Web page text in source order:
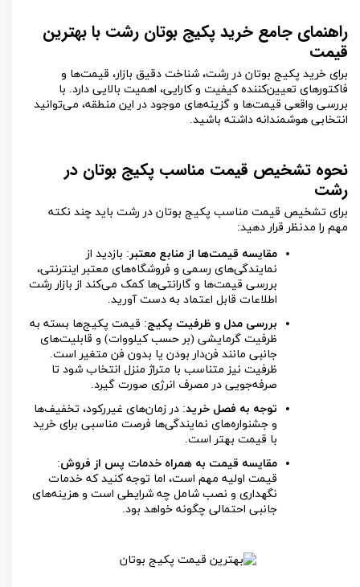
راهنمای جامع خرید پکیج بوتان رشت با بهترین
قیمت
برای خرید پکیج بوتان در رشت، شناخت دقیق بازار، قیمت‌ها و
فاکتورهای تعیین‌کننده کیفیت و کارایی، اهمیت بالایی دارد. با
بررسی واقعی قیمت‌ها و گزینه‌های موجود در این منطقه، می‌توانید
انتخابی هوشمندانه داشته باشید.
نحوه تشخیص قیمت مناسب پکیج بوتان در
رشت
برای تشخیص قیمت مناسب پکیج بوتان در رشت باید چند نکته
مهم را مدنظر قرار دهید:
مقایسه قیمت‌ها از منابع معتبر: بازدید از
نمایندگی‌های رسمی و فروشگاه‌های معتبر اینترنتی،
بررسی قیمت‌ها و گارانتی‌ها کمک می‌کند از بازار رشت
اطلاعات قابل اعتماد به دست آورید.
بررسی مدل و ظرفیت پکیج: قیمت پکیج‌ها بسته به
ظرفیت گرمایشی (بر حسب کیلووات) و قابلیت‌های
جانبی مانند فن‌دار بودن یا بدون فن متغیر است.
ظرفیت نیز متناسب با متراژ منزل انتخاب شود تا
صرفه‌جویی در مصرف انرژی صورت گیرد.
توجه به فصل خرید: در زمان‌های غیررکود، تخفیف‌ها
و جشنواره‌های نمایندگی‌ها فرصت مناسبی برای خرید
با قیمت بهتر است.
مقایسه قیمت به همراه خدمات پس از فروش:
قیمت اولیه مهم است، اما توجه کنید که خدمات
نگهداری و نصب شامل چه شرایطی است و هزینه‌های
جانبی احتمالی چگونه خواهد بود.